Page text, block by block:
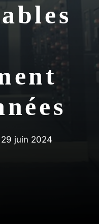
29 juin 2024